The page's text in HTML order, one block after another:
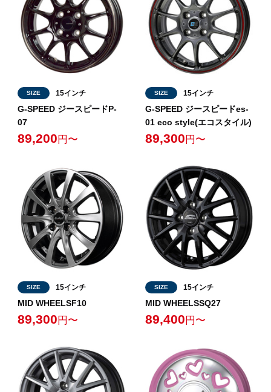
SIZE 15インチ
G-SPEED ジースピードP-
07
89,200 円〜
SIZE 15インチ
G-SPEED ジースピードes-
01 eco style(エコスタイル)
89,300 円〜
SIZE 15インチ
MID WHEELSF10
89,300 円〜
SIZE 15インチ
MID WHEELSSQ27
89,400 円〜